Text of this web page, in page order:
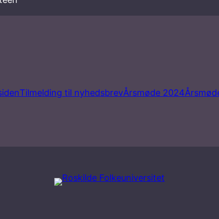
Tilmelding til nyhedsbrevÅrsmøde 2024